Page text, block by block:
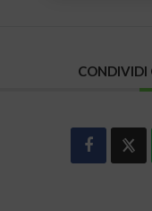
CONDIVIDI